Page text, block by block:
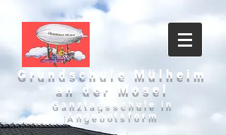
Grundschule Mülheim
an der Mosel
Ganztagsschule in
Angebotsform